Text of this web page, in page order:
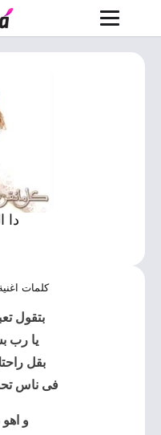
دا
كلمات
بتقول
يا رب
بقل
فى ناس
و